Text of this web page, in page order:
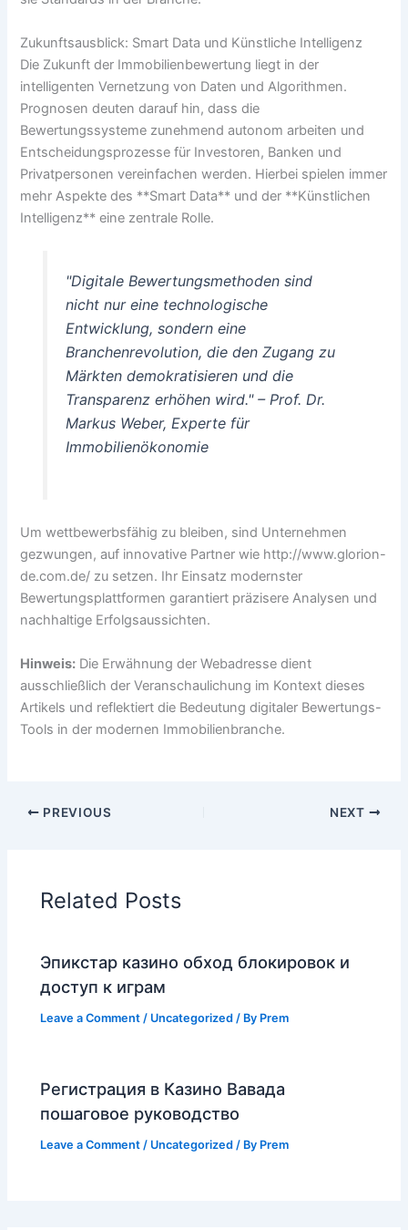
Zukunftsausblick: Smart Data und Künstliche Intelligenz
Die Zukunft der Immobilienbewertung liegt in der
intelligenten Vernetzung von Daten und Algorithmen.
Prognosen deuten darauf hin, dass die
Bewertungssysteme zunehmend autonom arbeiten und
Entscheidungsprozesse für Investoren, Banken und
Privatpersonen vereinfachen werden. Hierbei spielen immer
mehr Aspekte des **Smart Data** und der **Künstlichen
Intelligenz** eine zentrale Rolle.
"Digitale Bewertungsmethoden sind
nicht nur eine technologische
Entwicklung, sondern eine
Branchenrevolution, die den Zugang zu
Märkten demokratisieren und die
Transparenz erhöhen wird." – Prof. Dr.
Markus Weber, Experte für
Immobilienökonomie
Um wettbewerbsfähig zu bleiben, sind Unternehmen
gezwungen, auf innovative Partner wie http://www.glorion-
de.com.de/ zu setzen. Ihr Einsatz modernster
Bewertungsplattformen garantiert präzisere Analysen und
nachhaltige Erfolgsaussichten.
Hinweis: Die Erwähnung der Webadresse dient
ausschließlich der Veranschaulichung im Kontext dieses
Artikels und reflektiert die Bedeutung digitaler Bewertungs-
Tools in der modernen Immobilienbranche.
PREVIOUS NEXT
Related Posts
Эпикстар казино обход блокировок и
доступ к играм
Leave a Comment / Uncategorized / By Prem
Регистрация в Казино Вавада
пошаговое руководство
Leave a Comment / Uncategorized / By Prem